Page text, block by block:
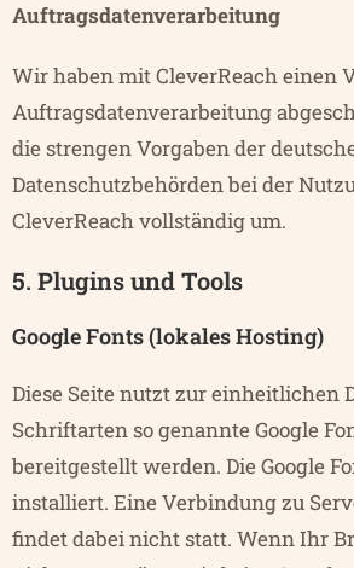
Auftragsdatenverarbeitung
Wir haben mit CleverReach einen
Auftragsdatenverarbeitung
die strengen Vorgaben der
Datenschutzbehörden bei der
CleverReach vollständig um.
5. Plugins und Tools
Google Fonts (lokales Hosting)
Diese Seite nutzt zur einheitlichen
Schriftarten so genannte Google
bereitgestellt werden. Die Google
installiert. Eine Verbindung zu
findet dabei nicht statt. Wenn Ihr